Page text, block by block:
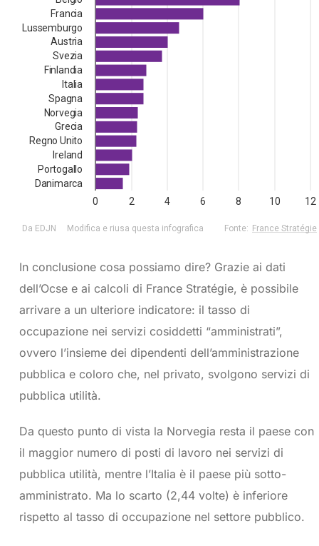
In conclusione cosa possiamo dire? Grazie ai dati
dell’Ocse e ai calcoli di France Stratégie, è possibile
arrivare a un ulteriore indicatore: il tasso di
occupazione nei servizi cosiddetti “amministrati”,
ovvero l’insieme dei dipendenti dell’amministrazione
pubblica e coloro che, nel privato, svolgono servizi di
pubblica utilità.
Da questo punto di vista la Norvegia resta il paese con
il maggior numero di posti di lavoro nei servizi di
pubblica utilità, mentre l’Italia è il paese più sotto-
amministrato. Ma lo scarto (2,44 volte) è inferiore
rispetto al tasso di occupazione nel settore pubblico.